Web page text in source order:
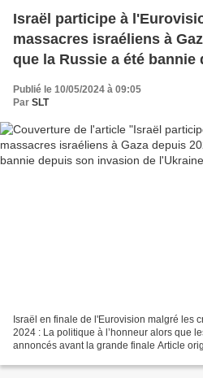
Israël participe à
massacres israéliens à
que la Russie a été
Publié le 10/05/2024 à 09:05
Par SLT
Israël en finale de l'Eurovision malgré les
2024 : La politique à l’honneur alors que
annoncés avant la grande finale Article